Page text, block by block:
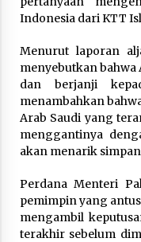
saja
Iran
PPIH
Indonesia dari KTT
Menurut laporan
menyebutkan bahwa
dan berjanji
menambahkan
Arab Saudi yang
menggantinya
akan menarik
Perdana Menteri
pemimpin yang
mengambil
terakhir sebelum